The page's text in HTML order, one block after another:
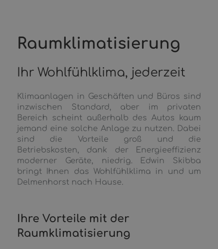
Raumklimatisierung
Ihr Wohlfühlklima, jederzeit
Klimaanlagen in Geschäften und Büros sind
inzwischen Standard, aber im privaten
Bereich scheint außerhalb des Autos kaum
jemand eine solche Anlage zu nutzen. Dabei
sind die Vorteile groß und die
Betriebskosten, dank der Energieeffizienz
moderner Geräte, niedrig. Edwin Skibba
bringt Ihnen das Wohlfühlklima in und um
Delmenhorst nach Hause.
Ihre Vorteile mit der
Raumklimatisierung